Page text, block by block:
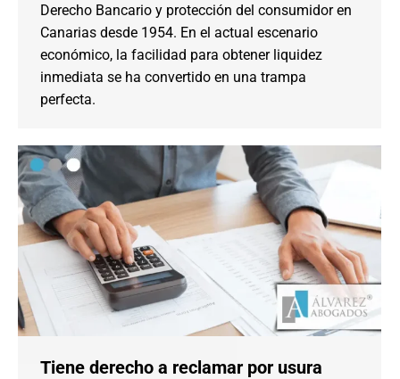
Derecho Bancario y protección del consumidor en
Canarias desde 1954. En el actual escenario
económico, la facilidad para obtener liquidez
inmediata se ha convertido en una trampa
perfecta.
Tiene derecho a reclamar por usura